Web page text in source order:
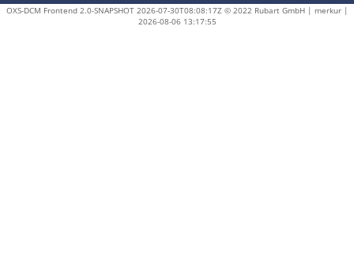
OXS-DCM Frontend 2.0-SNAPSHOT 2026-07-30T08:08:17Z © 2022 Rubart GmbH | merkur |
2026-08-06 13:17:55